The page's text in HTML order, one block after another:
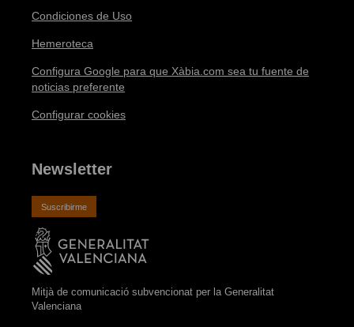
Condiciones de Uso
Hemeroteca
Configura Google para que Xàbia.com sea tu fuente de
noticias preferente
Configurar cookies
Newsletter
Suscribirme
Mitjà de comunicació subvencionat per la Generalitat
Valenciana